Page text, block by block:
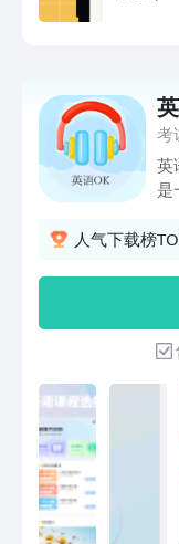
考
英
是
习
语
考
入
人气下载榜